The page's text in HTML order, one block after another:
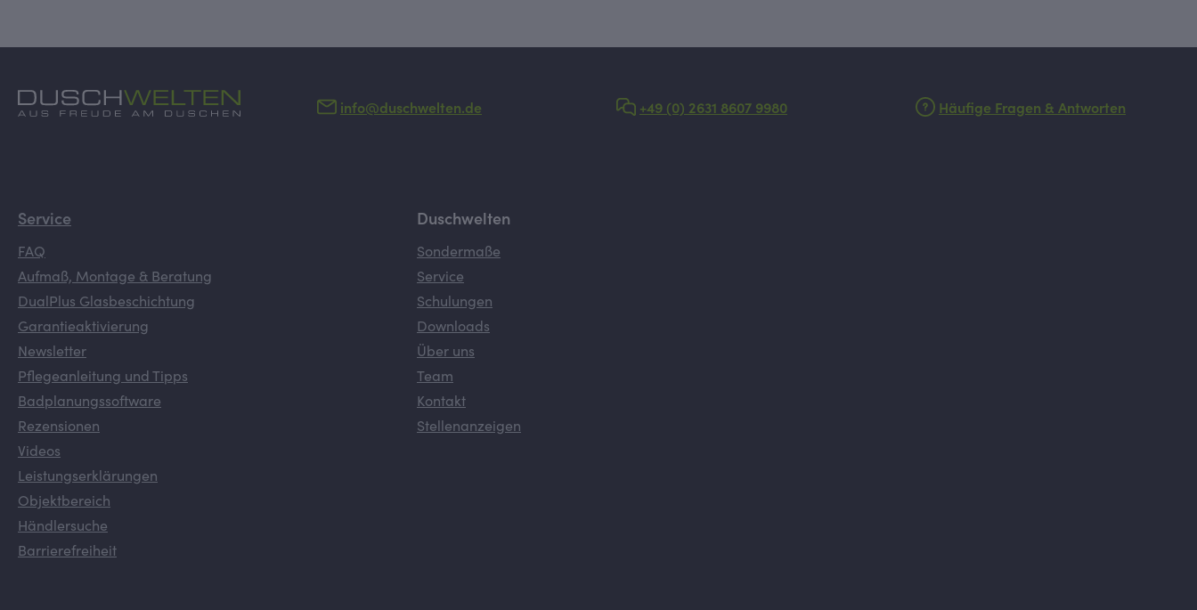
info@duschwelten.de +49 (0) 2631 8607 9980 Häufige Fragen & Antworten
Service
FAQ
Aufmaß, Montage & Beratung
DualPlus Glasbeschichtung
Garantieaktivierung
Newsletter
Pflegeanleitung und Tipps
Badplanungssoftware
Rezensionen
Videos
Leistungserklärungen
Objektbereich
Händlersuche
Barrierefreiheit
Duschwelten
Sondermaße
Service
Schulungen
Downloads
Über uns
Team
Kontakt
Stellenanzeigen